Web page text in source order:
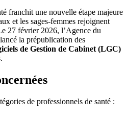
franchit une nouvelle étape majeure
et les sages-femmes rejoignent
27 février 2026, l’Agence du
la prépublication des
de Gestion de Cabinet (LGC)
de professionnels de santé :